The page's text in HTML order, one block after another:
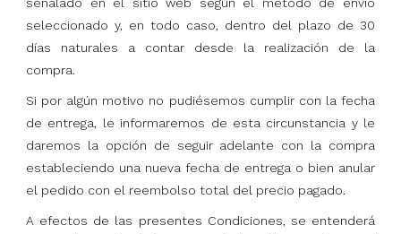
seleccionado y, en todo caso, dentro del plazo de 30
días naturales a contar desde la realización de la
compra.
Si por algún motivo no pudiésemos cumplir con la fecha
de entrega, le informaremos de esta circunstancia y le
daremos la opción de seguir adelante con la compra
estableciendo una nueva fecha de entrega o bien anular
el pedido con el reembolso total del precio pagado.
A efectos de las presentes Condiciones, se entenderá